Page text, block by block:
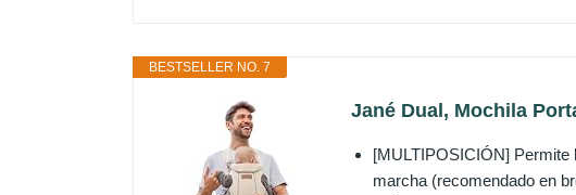
BESTSELLER NO. 7
Jané Dual, Mochila
[MULTIPOSICIÓN] Permite
marcha (recomendado en